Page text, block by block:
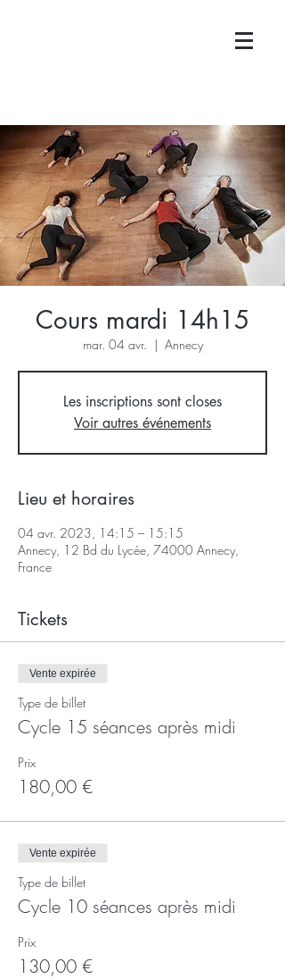
Cours mardi 14h15
mar. 04 avr.
  |
Annecy
Les inscriptions sont closes
Voir autres événements
Lieu et horaires
04 avr. 2023, 14:15 – 15:15
Annecy, 12 Bd du Lycée, 74000 Annecy,
France
Tickets
Vente expirée
Type de billet
Cycle 15 séances après midi
Prix
180,00 €
Vente expirée
Type de billet
Cycle 10 séances après midi
Prix
130,00 €